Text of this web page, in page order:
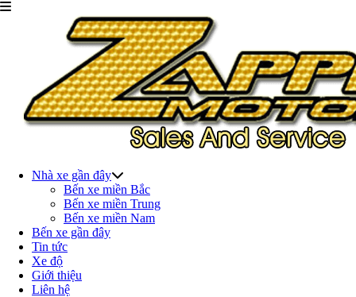
Nhà xe gần đây
Bến xe miền Bắc
Bến xe miền Trung
Bến xe miền Nam
Bến xe gần đây
Tin tức
Xe độ
Giới thiệu
Liên hệ